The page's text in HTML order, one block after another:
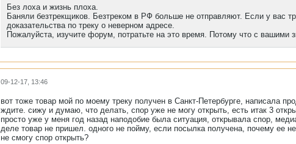
Без лоха и жизнь плоха.
Баняли безтрекщиков. Безтреком в РФ больше не отправляют. Если у вас
доказательства по треку о неверном адресе.
Пожалуйста, изучите форум, потратьте на это время. Потому что с вашими
09-12-17, 13:46
вот тоже товар мой по моему треку получен в Санкт-Петербурге, написала
ждите. сижу и думаю, что делать, спор уже не могу открыть, есть итак 3
просто уже у меня год назад наподобие была ситуация, открывала спор,
деле товар не пришел. одного не пойму, если посылка получена, почему ее
не смогу спор открыть?